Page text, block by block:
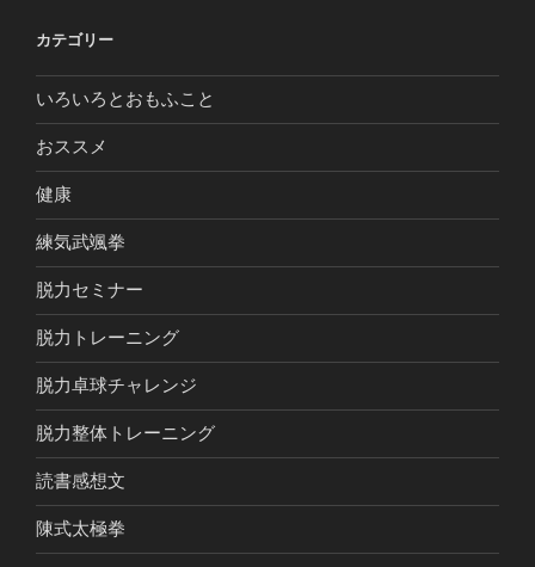
カテゴリー
いろいろとおもふこと
おススメ
健康
練気武颯拳
脱力セミナー
脱力トレーニング
脱力卓球チャレンジ
脱力整体トレーニング
読書感想文
陳式太極拳